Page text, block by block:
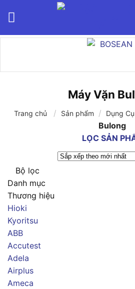
Máy Vặn
Trang chủ / Sản phẩm / Dụng
Bulong
LỌC SẢN
Bộ lọc
Danh mục
Thương hiệu
Hioki
Kyoritsu
ABB
Accutest
Adela
Airplus
Ameca